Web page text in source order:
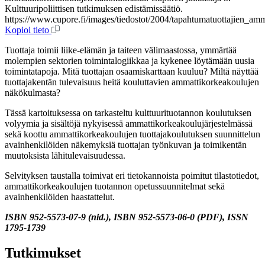
Kulttuuripoliittisen tutkimuksen edistämissäätiö.
https://www.cupore.fi/images/tiedostot/2004/
Kopioi tieto
Tuottaja toimii liike-elämän ja taiteen välimaastossa, ymmärtää
molempien sektorien toimintalogiikkaa ja kykenee löytämään uusia
toimintatapoja. Mitä tuottajan osaamiskarttaan kuuluu? Miltä näyttää
tuottajakentän tulevaisuus heitä kouluttavien ammattikorkeakoulujen
näkökulmasta?
Tässä kartoituksessa on tarkasteltu kulttuurituotannon koulutuksen
volyymia ja sisältöjä nykyisessä ammattikorkeakoulujärjestelmässä
sekä koottu ammattikorkeakoulujen tuottajakoulutuksen suunnittelun
avainhenkilöiden näkemyksiä tuottajan työnkuvan ja toimikentän
muutoksista lähitulevaisuudessa.
Selvityksen taustalla toimivat eri tietokannoista poimitut tilastotiedot,
ammattikorkeakoulujen tuotannon opetussuunnitelmat sekä
avainhenkilöiden haastattelut.
ISBN 952-5573-07-9 (nid.), ISBN 952-5573-06-0 (PDF), ISSN
1795-1739
Tutkimukset